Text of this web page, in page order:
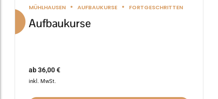
MÜHLHAUSEN AUFBAUKURSE FORTGESCHRITTEN
Aufbaukurse
ab36,00€
inkl. MwSt.